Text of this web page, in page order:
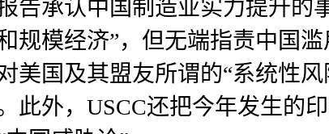
告承认中国制造业实力提升的
规模经济”，但无端指责中国
美国及其盟友所谓的“系统性
此外，USCC还把今年发生的